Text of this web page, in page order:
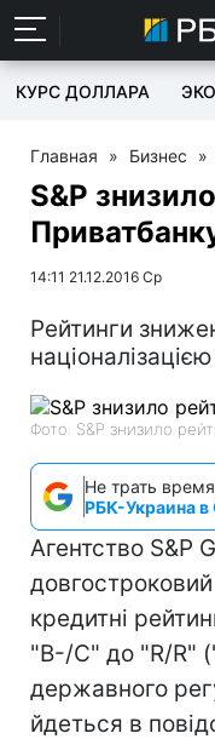
КУРС ДОЛЛАРА
Главная » Бизнес »
S&P
14:11 21.12.2016 Ср
Рейтинги
Фото: S&P знизило
Не трать
РБК-Украина в
Агентство S&P
кредитні
"B-/C" до "R/R"
державного
йдеться в